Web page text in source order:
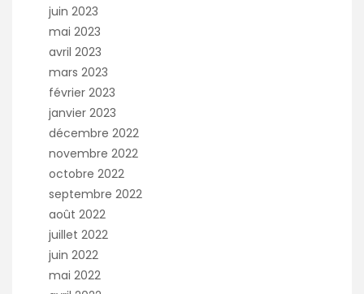
juin 2023
mai 2023
avril 2023
mars 2023
février 2023
janvier 2023
décembre 2022
novembre 2022
octobre 2022
septembre 2022
août 2022
juillet 2022
juin 2022
mai 2022